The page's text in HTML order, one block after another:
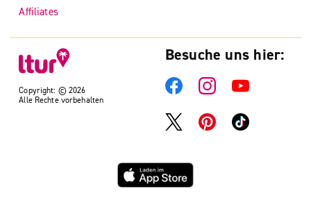
Copyright: © 2026
Alle Rechte vorbehalten
Affiliates
Besuche uns hier: